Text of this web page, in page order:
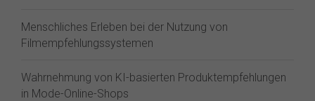
Menschliches Erleben bei der Nutzung von
Filmempfehlungssystemen
Wahrnehmung von KI-basierten Produktempfehlungen
in Mode-Online-Shops